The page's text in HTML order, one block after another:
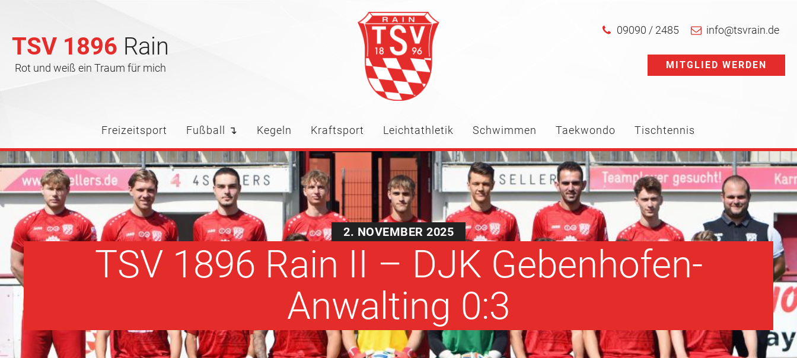
TSV 1896 Rain
Rot und weiß ein Traum für mich
09090 / 2485 info@tsvrain.de
MITGLIED WERDEN
Freizeitsport Fußball ↴ Kegeln Kraftsport Leichtathletik Schwimmen Taekwondo Tischtennis
2. NOVEMBER 2025
TSV 1896 Rain II – DJK Gebenhofen-
Anwalting 0:3